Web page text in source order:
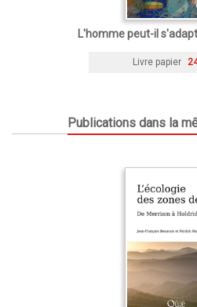
L'homme peut-il
Livre papier
Publications dans la